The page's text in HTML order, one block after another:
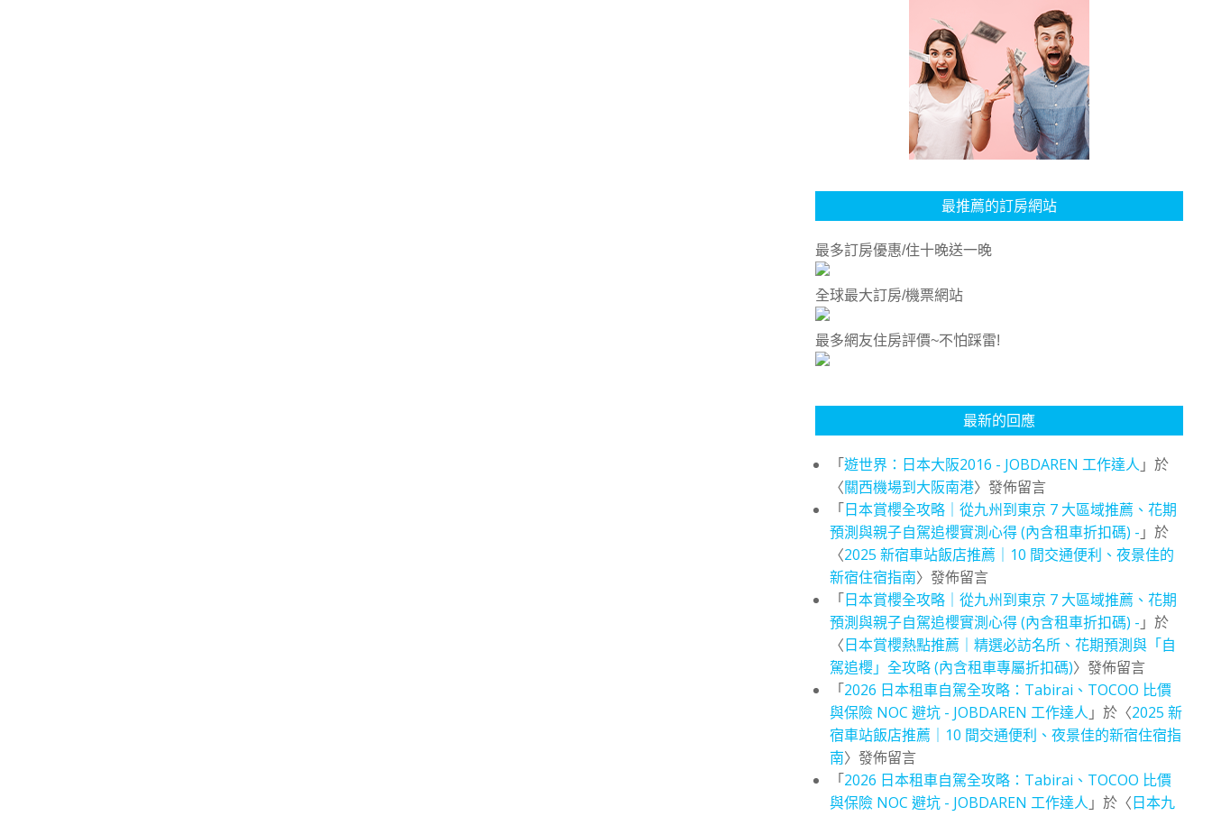
最推薦的訂房網站
最多訂房優惠/住十晚送一晚
全球最大訂房/機票網站
最多網友住房評價~不怕踩雷!
最新的回應
「遊世界：日本大阪2016 - JOBDAREN 工作達人 」於
〈關西機場到大阪南港〉發佈留言
「日本賞櫻全攻略｜從九州到東京 7 大區域推薦、花期
預測與親子自駕追櫻實測心得 (內含租車折扣碼) - 」於
〈2025 新宿車站飯店推薦｜10 間交通便利、夜景佳的
新宿住宿指南〉發佈留言
「日本賞櫻全攻略｜從九州到東京 7 大區域推薦、花期
預測與親子自駕追櫻實測心得 (內含租車折扣碼) - 」於
〈日本賞櫻熱點推薦｜精選必訪名所、花期預測與「自
駕追櫻」全攻略 (內含租車專屬折扣碼)〉發佈留言
「2026 日本租車自駕全攻略：Tabirai、TOCOO 比價
與保險 NOC 避坑 - JOBDAREN 工作達人 」於〈2025 新
宿車站飯店推薦｜10 間交通便利、夜景佳的新宿住宿指
南〉發佈留言
「2026 日本租車自駕全攻略：Tabirai、TOCOO 比價
與保險 NOC 避坑 - JOBDAREN 工作達人 」於〈日本九